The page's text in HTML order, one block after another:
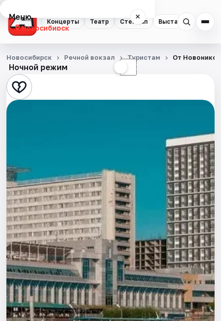
Концерты Театр Стендап Выставки
Меню ×
Новосибирск
Концерты
Театр
Стендап
Экскурсии
Спорт
События
Города
Площадки
Артисты
Рейтинги
Ночной режим ☾
Новосибирск Речной вокзал Туристам От